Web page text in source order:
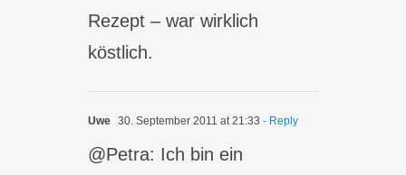
Rezept – war wirklich
köstlich.
Uwe 30. September 2011 at 21:33 - Reply
@Petra: Ich bin ein